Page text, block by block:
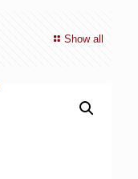
Show all